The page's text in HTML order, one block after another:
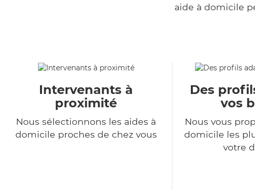
aide à domicile
Intervenants à
proximité
Nous sélectionnons les aides à
domicile proches de chez vous
Des
vos
Nous vous
domicile les
votre